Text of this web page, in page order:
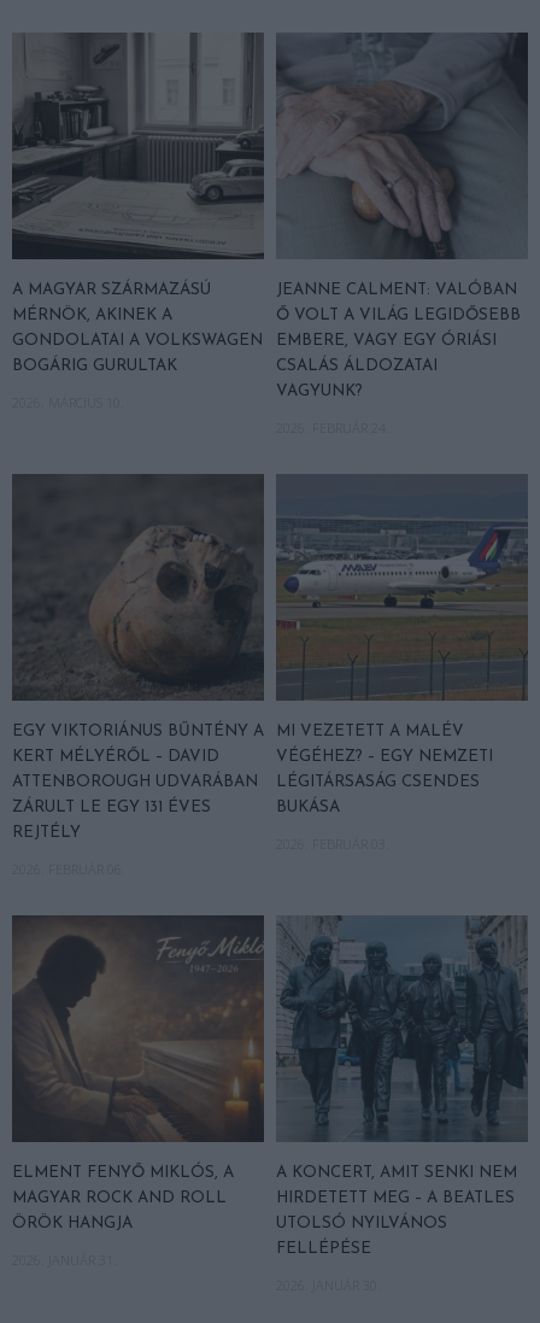
A MAGYAR SZÁRMAZÁSÚ
MÉRNÖK, AKINEK A
GONDOLATAI A VOLKSWAGEN
BOGÁRIG GURULTAK
JEANNE CALMENT: VALÓBAN
Ő VOLT A VILÁG LEGIDŐSEBB
EMBERE, VAGY EGY ÓRIÁSI
CSALÁS ÁLDOZATAI
VAGYUNK?
EGY VIKTORIÁNUS BŰNTÉNY A
KERT MÉLYÉRŐL – DAVID
ATTENBOROUGH UDVARÁBAN
ZÁRULT LE EGY 131 ÉVES
REJTÉLY
MI VEZETETT A MALÉV
VÉGÉHEZ? – EGY NEMZETI
LÉGITÁRSASÁG CSENDES
BUKÁSA
ELMENT FENYŐ MIKLÓS, A
MAGYAR ROCK AND ROLL
ÖRÖK HANGJA
A KONCERT, AMIT SENKI NEM
HIRDETETT MEG – A BEATLES
UTOLSÓ NYILVÁNOS
FELLÉPÉSE